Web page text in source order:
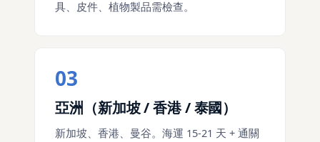
具、皮件、植物製品需檢查。
03
亞洲（新加坡 / 香港 / 泰國）
新加坡、香港、曼谷。海運 15-21 天 + 通關